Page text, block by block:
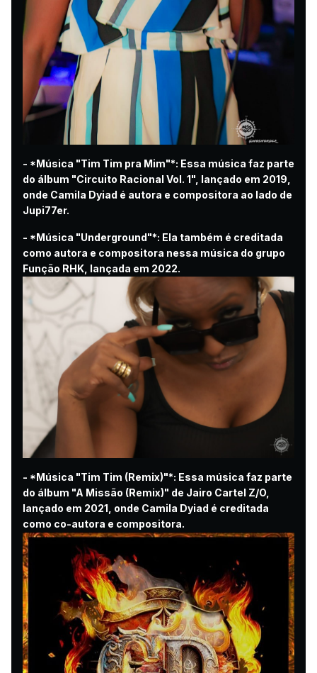
- *Música "Tim Tim pra Mim"*: Essa música faz parte
do álbum "Circuito Racional Vol. 1", lançado em 2019,
onde Camila Dyiad é autora e compositora ao lado de
Jupi77er.
- *Música "Underground"*: Ela também é creditada
como autora e compositora nessa música do grupo
Função RHK, lançada em 2022.
- *Música "Tim Tim (Remix)"*: Essa música faz parte
do álbum "A Missão (Remix)" de Jairo Cartel Z/O,
lançado em 2021, onde Camila Dyiad é creditada
como co-autora e compositora.